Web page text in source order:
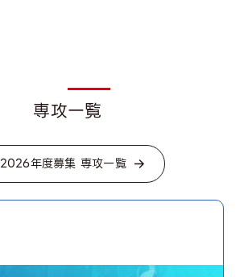
専攻一覧
2026年度募集 専攻一覧